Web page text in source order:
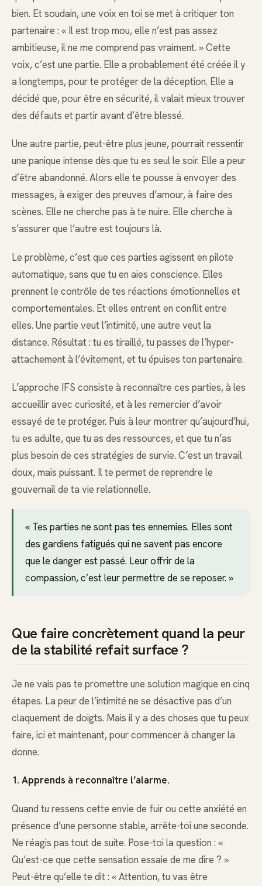
bien. Et soudain, une voix en toi se met à critiquer ton
partenaire : « Il est trop mou, elle n’est pas assez
ambitieuse, il ne me comprend pas vraiment. » Cette
voix, c’est une partie. Elle a probablement été créée il y
a longtemps, pour te protéger de la déception. Elle a
décidé que, pour être en sécurité, il valait mieux trouver
des défauts et partir avant d’être blessé.
Une autre partie, peut-être plus jeune, pourrait ressentir
une panique intense dès que tu es seul le soir. Elle a peur
d’être abandonné. Alors elle te pousse à envoyer des
messages, à exiger des preuves d’amour, à faire des
scènes. Elle ne cherche pas à te nuire. Elle cherche à
s’assurer que l’autre est toujours là.
Le problème, c’est que ces parties agissent en pilote
automatique, sans que tu en aies conscience. Elles
prennent le contrôle de tes réactions émotionnelles et
comportementales. Et elles entrent en conflit entre
elles. Une partie veut l’intimité, une autre veut la
distance. Résultat : tu es tiraillé, tu passes de l’hyper-
attachement à l’évitement, et tu épuises ton partenaire.
L’approche IFS consiste à reconnaître ces parties, à les
accueillir avec curiosité, et à les remercier d’avoir
essayé de te protéger. Puis à leur montrer qu’aujourd’hui,
tu es adulte, que tu as des ressources, et que tu n’as
plus besoin de ces stratégies de survie. C’est un travail
doux, mais puissant. Il te permet de reprendre le
gouvernail de ta vie relationnelle.
« Tes parties ne sont pas tes ennemies. Elles sont
des gardiens fatigués qui ne savent pas encore
que le danger est passé. Leur offrir de la
compassion, c’est leur permettre de se reposer. »
Que faire concrètement quand la peur
de la stabilité refait surface ?
Je ne vais pas te promettre une solution magique en cinq
étapes. La peur de l’intimité ne se désactive pas d’un
claquement de doigts. Mais il y a des choses que tu peux
faire, ici et maintenant, pour commencer à changer la
donne.
1. Apprends à reconnaître l’alarme.
Quand tu ressens cette envie de fuir ou cette anxiété en
présence d’une personne stable, arrête-toi une seconde.
Ne réagis pas tout de suite. Pose-toi la question : «
Qu’est-ce que cette sensation essaie de me dire ? »
Peut-être qu’elle te dit : « Attention, tu vas être